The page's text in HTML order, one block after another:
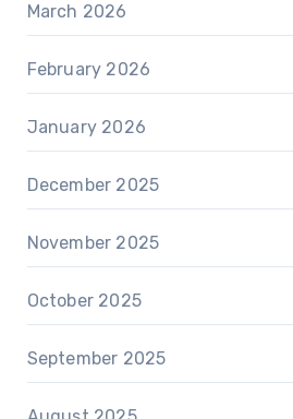
March 2026
February 2026
January 2026
December 2025
November 2025
October 2025
September 2025